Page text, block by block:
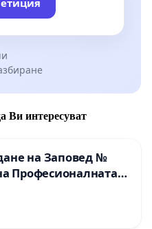
Ви интересуват
на Заповед №
Професионалната
технологии в
по икономика и